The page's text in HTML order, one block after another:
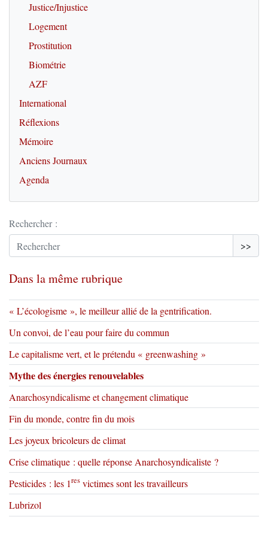
Justice/Injustice
Logement
Prostitution
Biométrie
AZF
International
Réflexions
Mémoire
Anciens Journaux
Agenda
Rechercher :
>>
Dans la même rubrique
« L’écologisme », le meilleur allié de la gentrification.
Un convoi, de l’eau pour faire du commun
Le capitalisme vert, et le prétendu « greenwashing »
Mythe des énergies renouvelables
Anarchosyndicalisme et changement climatique
Fin du monde, contre fin du mois
Les joyeux bricoleurs de climat
Crise climatique : quelle réponse Anarchosyndicaliste ?
Pesticides : les 1res victimes sont les travailleurs
Lubrizol